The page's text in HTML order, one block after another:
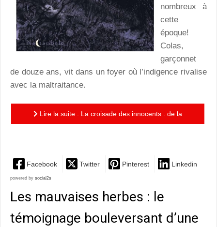
nombreux à
cette
époque!
Colas,
garçonnet
de douze ans, vit dans un foyer où l’indigence rivalise
avec la maltraitance.
Lire la suite : La croisade des innocents : de la
Facebook Twitter Pinterest Linkedin
powered by social2s
Les mauvaises herbes : le
témoignage bouleversant d’une